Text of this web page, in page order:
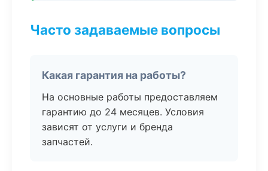
Часто задаваемые вопросы
Какая гарантия на работы?
На основные работы предоставляем
гарантию до 24 месяцев. Условия
зависят от услуги и бренда
запчастей.